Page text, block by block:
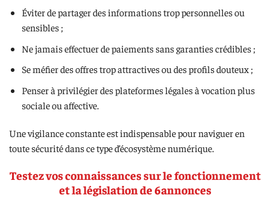
Éviter de partager des informations trop personnelles ou
sensibles ;
Ne jamais effectuer de paiements sans garanties crédibles ;
Se méfier des offres trop attractives ou des profils douteux ;
Penser à privilégier des plateformes légales à vocation plus
sociale ou affective.
Une vigilance constante est indispensable pour naviguer en
toute sécurité dans ce type d’écosystème numérique.
Testez vos connaissances sur le fonctionnement
et la législation de 6annonces